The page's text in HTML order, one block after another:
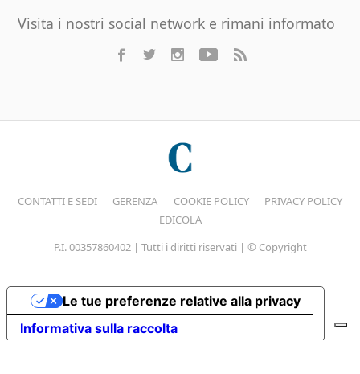
Visita i nostri social network e rimani informato
CONTATTI E SEDI GERENZA COOKIE POLICY
PRIVACY POLICY
EDICOLA
P.I. 00357860402 | Tutti i diritti riservati | © Copyright
Informativa sulla raccolta
Le tue preferenze relative alla privacy